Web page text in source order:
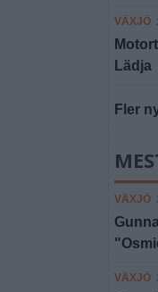
VÄXJÖ
Lädja
Fler
VÄXJÖ
VÄXJÖ